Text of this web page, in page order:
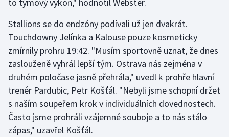
to týmový výkon," hodnotil Webster.
Stallions se do endzóny podívali už jen dvakrát.
Touchdowny Jelínka a Kalouse pouze kosmeticky
zmírnily prohru 19:42. "Musím sportovně uznat, že dnes
zaslouženě vyhrál lepší tým. Ostrava nás zejména v
druhém poločase jasně přehrála," uvedl k prohře hlavní
trenér Pardubic, Petr Košťál. "Nebyli jsme schopní držet
s naším soupeřem krok v individuálních dovednostech.
Často jsme prohráli vzájemné souboje a to nás stálo
zápas," uzavřel Košťál.